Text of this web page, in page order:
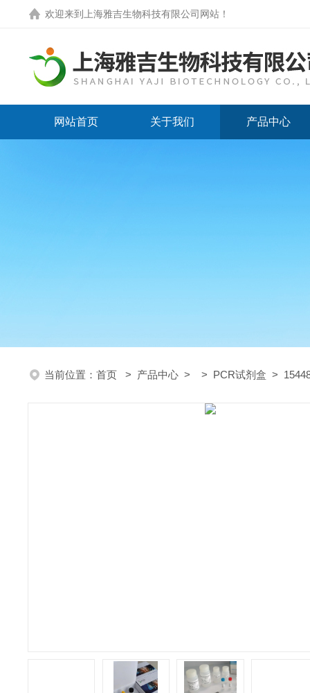
欢迎来到 上海雅吉生物科技有限公司网站 ！
网站首页 关于我们 产品中心
当前位置： 首页 > 产品中心 > > PCR试剂盒 >